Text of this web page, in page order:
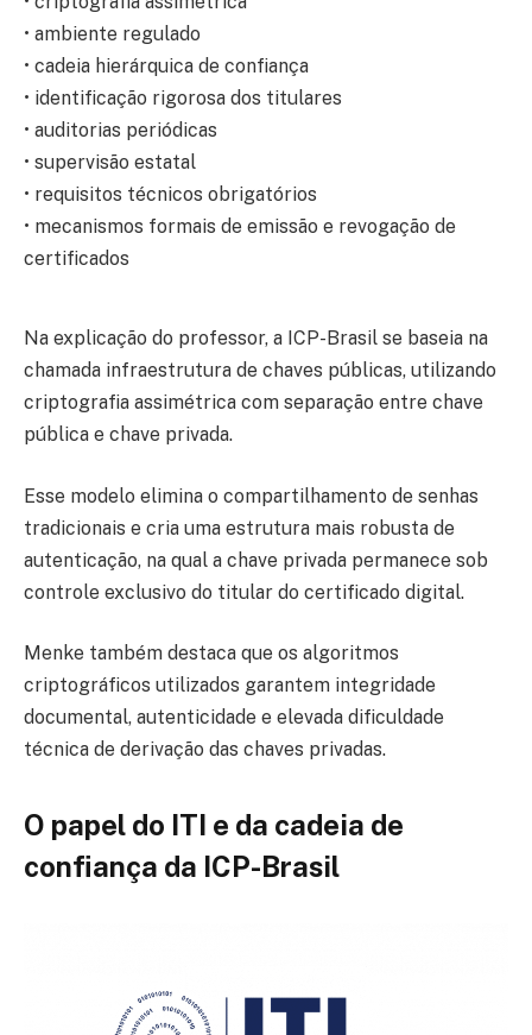
• ambiente regulado
• cadeia hierárquica de confiança
• identificação rigorosa dos titulares
• auditorias periódicas
• supervisão estatal
• requisitos técnicos obrigatórios
• mecanismos formais de emissão e revogação de
certificados
Na explicação do professor, a ICP-Brasil se baseia na
chamada infraestrutura de chaves públicas, utilizando
criptografia assimétrica com separação entre chave
pública e chave privada.
Esse modelo elimina o compartilhamento de senhas
tradicionais e cria uma estrutura mais robusta de
autenticação, na qual a chave privada permanece sob
controle exclusivo do titular do certificado digital.
Menke também destaca que os algoritmos
criptográficos utilizados garantem integridade
documental, autenticidade e elevada dificuldade
técnica de derivação das chaves privadas.
O papel do ITI e da cadeia de
confiança da ICP-Brasil